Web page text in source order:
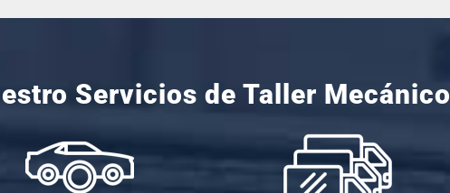
Servicios de Taller Mecánico